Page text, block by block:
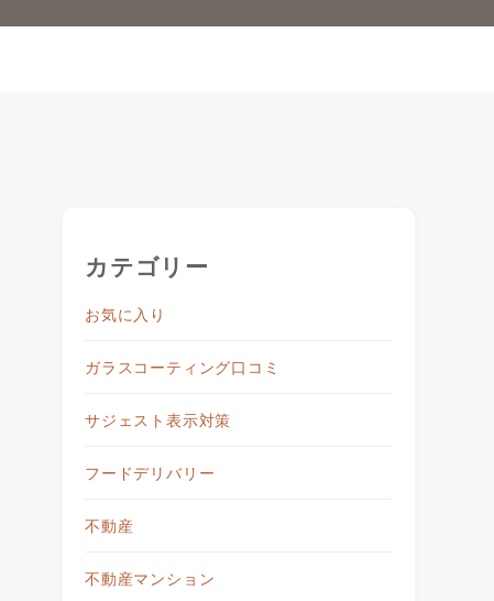
カテゴリー
お気に入り
ガラスコーティング口コミ
サジェスト表示対策
フードデリバリー
不動産
不動産マンション